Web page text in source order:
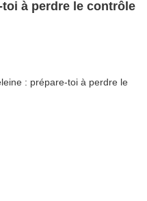
toi à perdre le contrôle